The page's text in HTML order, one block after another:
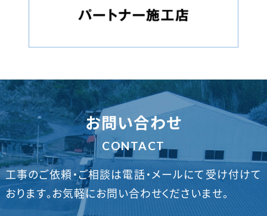
お問い合わせ
CONTACT
工事のご依頼・ご相談は電話・メールにて受け付けて
おります。お気軽にお問い合わせくださいませ。